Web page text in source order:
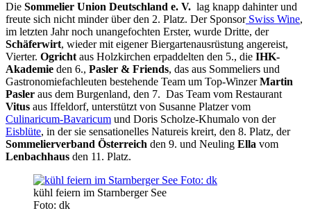
Die Sommelier Union Deutschland e. V. lag knapp dahinter und
freute sich nicht minder über den 2. Platz. Der SponsorSwiss Wine,
im letzten Jahr noch unangefochten Erster, wurde Dritte, der
Schäferwirt, wieder mit eigener Biergartenausrüstung angereist,
Vierter. Ogrichtaus Holzkirchen erpaddelten den 5., die IHK-
Akademie den 6., Pasler & Friends, das aus Sommeliers und
Gastronomiefachleuten bestehende Team um Top-WinzerMartin
Pasler aus dem Burgenland, den 7. Das Team vom Restaurant
Vitus aus Iffeldorf, unterstützt von Susanne Platzer vom
Culinaricum-Bavaricum und Doris Scholze-Khumalo von der
Eisblüte, in der sie sensationelles Natureis kreirt, den 8. Platz, der
Sommelierverband Österreich den 9. und Neuling Ella vom
Lenbachhaus den 11. Platz.
kühl feiern im Starnberger See
Foto: dk